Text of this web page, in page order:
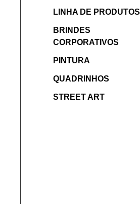
LINHA DE PRODUTOS
BRINDES
CORPORATIVOS
PINTURA
QUADRINHOS
STREET ART